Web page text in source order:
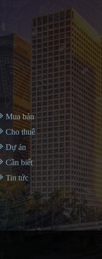
Mua bán
Cho thuê
Dự án
Cần biết
Tin tức